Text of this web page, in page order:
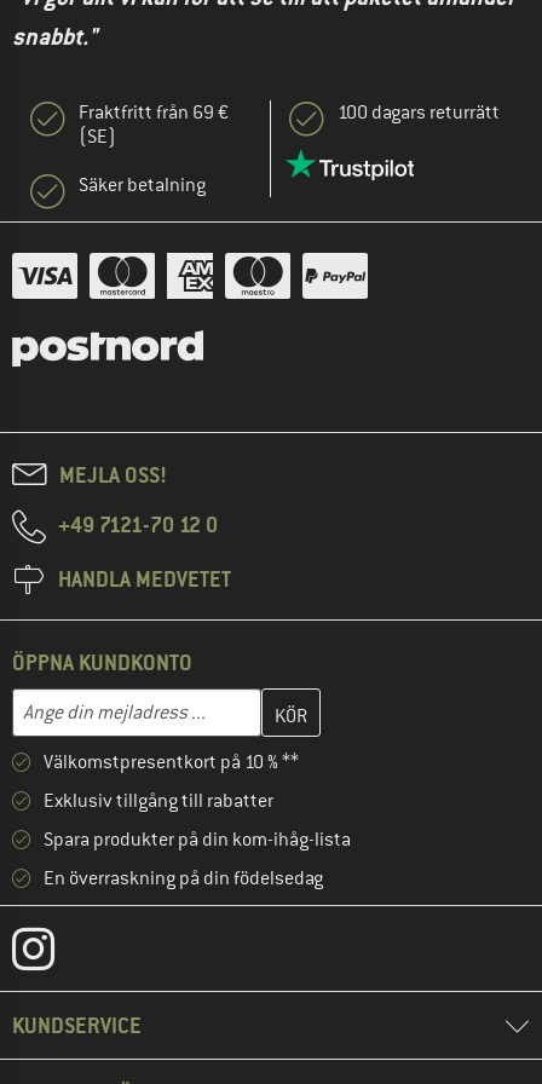
snabbt."
Fraktfritt från 69 €
(SE)
Säker betalning
100 dagars returrätt
MEJLA OSS!
+49 7121-70 12 0
HANDLA MEDVETET
ÖPPNA KUNDKONTO
Mejladress
Skriv in din e-postadress här och skapa ditt kundkonto i nästa
Välkomstpresentkort på 10 % **
Exklusiv tillgång till rabatter
Spara produkter på din kom-ihåg-lista
En överraskning på din födelsedag
KUNDSERVICE